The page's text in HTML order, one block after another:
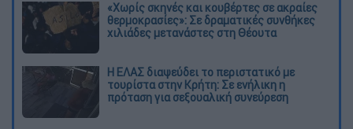
«Χωρίς σκηνές και κουβέρτες σε ακραίες
θερμοκρασίες»: Σε δραματικές συνθήκες
χιλιάδες μετανάστες στη Θέουτα
Η ΕΛΑΣ διαψεύδει το περιστατικό με
τουρίστα στην Κρήτη: Σε ενήλικη η
πρόταση για σεξουαλική συνεύρεση